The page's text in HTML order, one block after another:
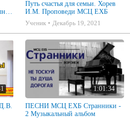
Путь счастья для семьи. Хорев
И.М. Проповеди МСЦ ЕХБ
Ученик
Декабрь 19, 2021
1:01:34
ПЕСНИ МСЦ ЕХБ Странники -
2 Музыкальный альбом